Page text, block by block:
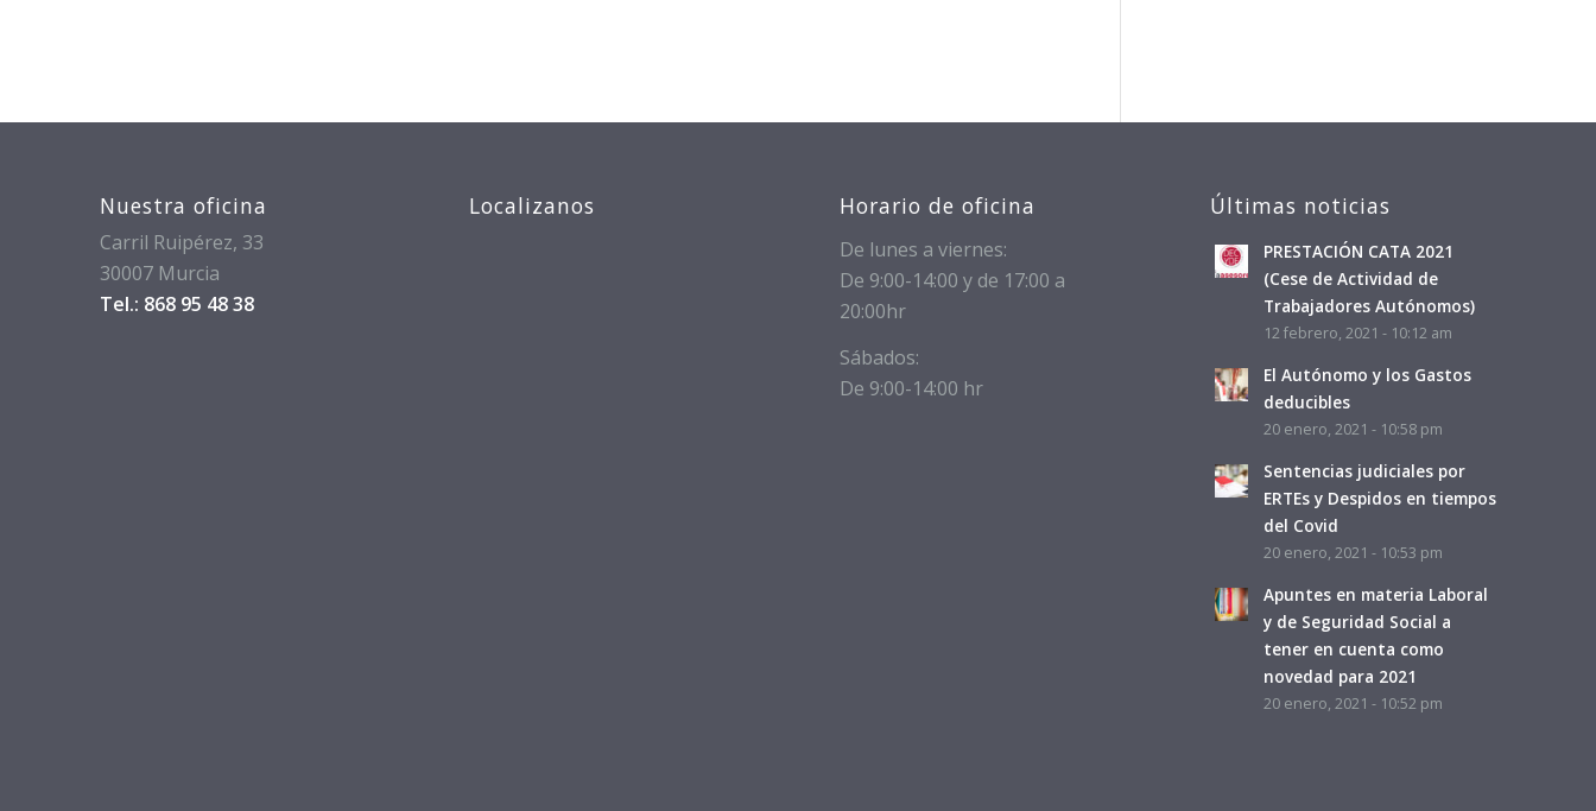
Nuestra oficina
Carril Ruipérez, 33
30007 Murcia
Tel.: 868 95 48 38
Localizanos Horario de oficina
De lunes a viernes:
De 9:00-14:00 y de 17:00 a
20:00hr
Sábados:
De 9:00-14:00 hr
Últimas noticias
PRESTACIÓN CATA 2021
(Cese de Actividad de
Trabajadores Autónomos)
12 febrero, 2021 - 10:12 am
El Autónomo y los Gastos
deducibles
20 enero, 2021 - 10:58 pm
Sentencias judiciales por
ERTEs y Despidos en tiempos
del Covid
20 enero, 2021 - 10:53 pm
Apuntes en materia Laboral
y de Seguridad Social a
tener en cuenta como
novedad para 2021
20 enero, 2021 - 10:52 pm